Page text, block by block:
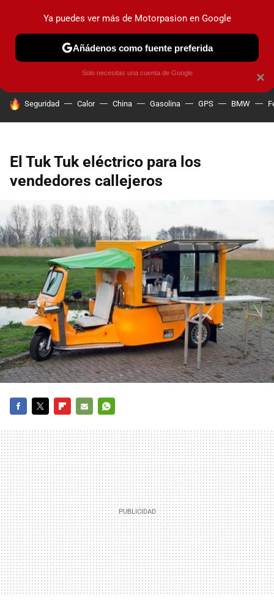
PRUEBAS COCHES ELÉCTRICOS OBSERVATORIO
HOY SE HABLA DE
Seguridad Calor China Gasolina GPS BMW
El Tuk Tuk eléctrico para los
vendedores callejeros
MAIL
×
Ya puedes ver más de Motorpasion en Google
Añádenos como fuente preferida
Solo necesitas una cuenta de Google